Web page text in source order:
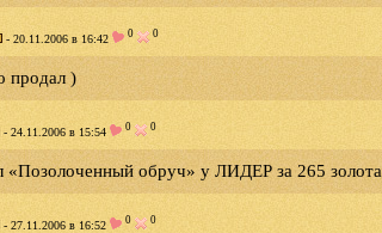
- 20.11.2006 в 16:42 0 0
продал )
- 24.11.2006 в 15:54 0 0
«Позолоченный обруч» у ЛИДЕР за 265 золота
- 27.11.2006 в 16:52 0 0